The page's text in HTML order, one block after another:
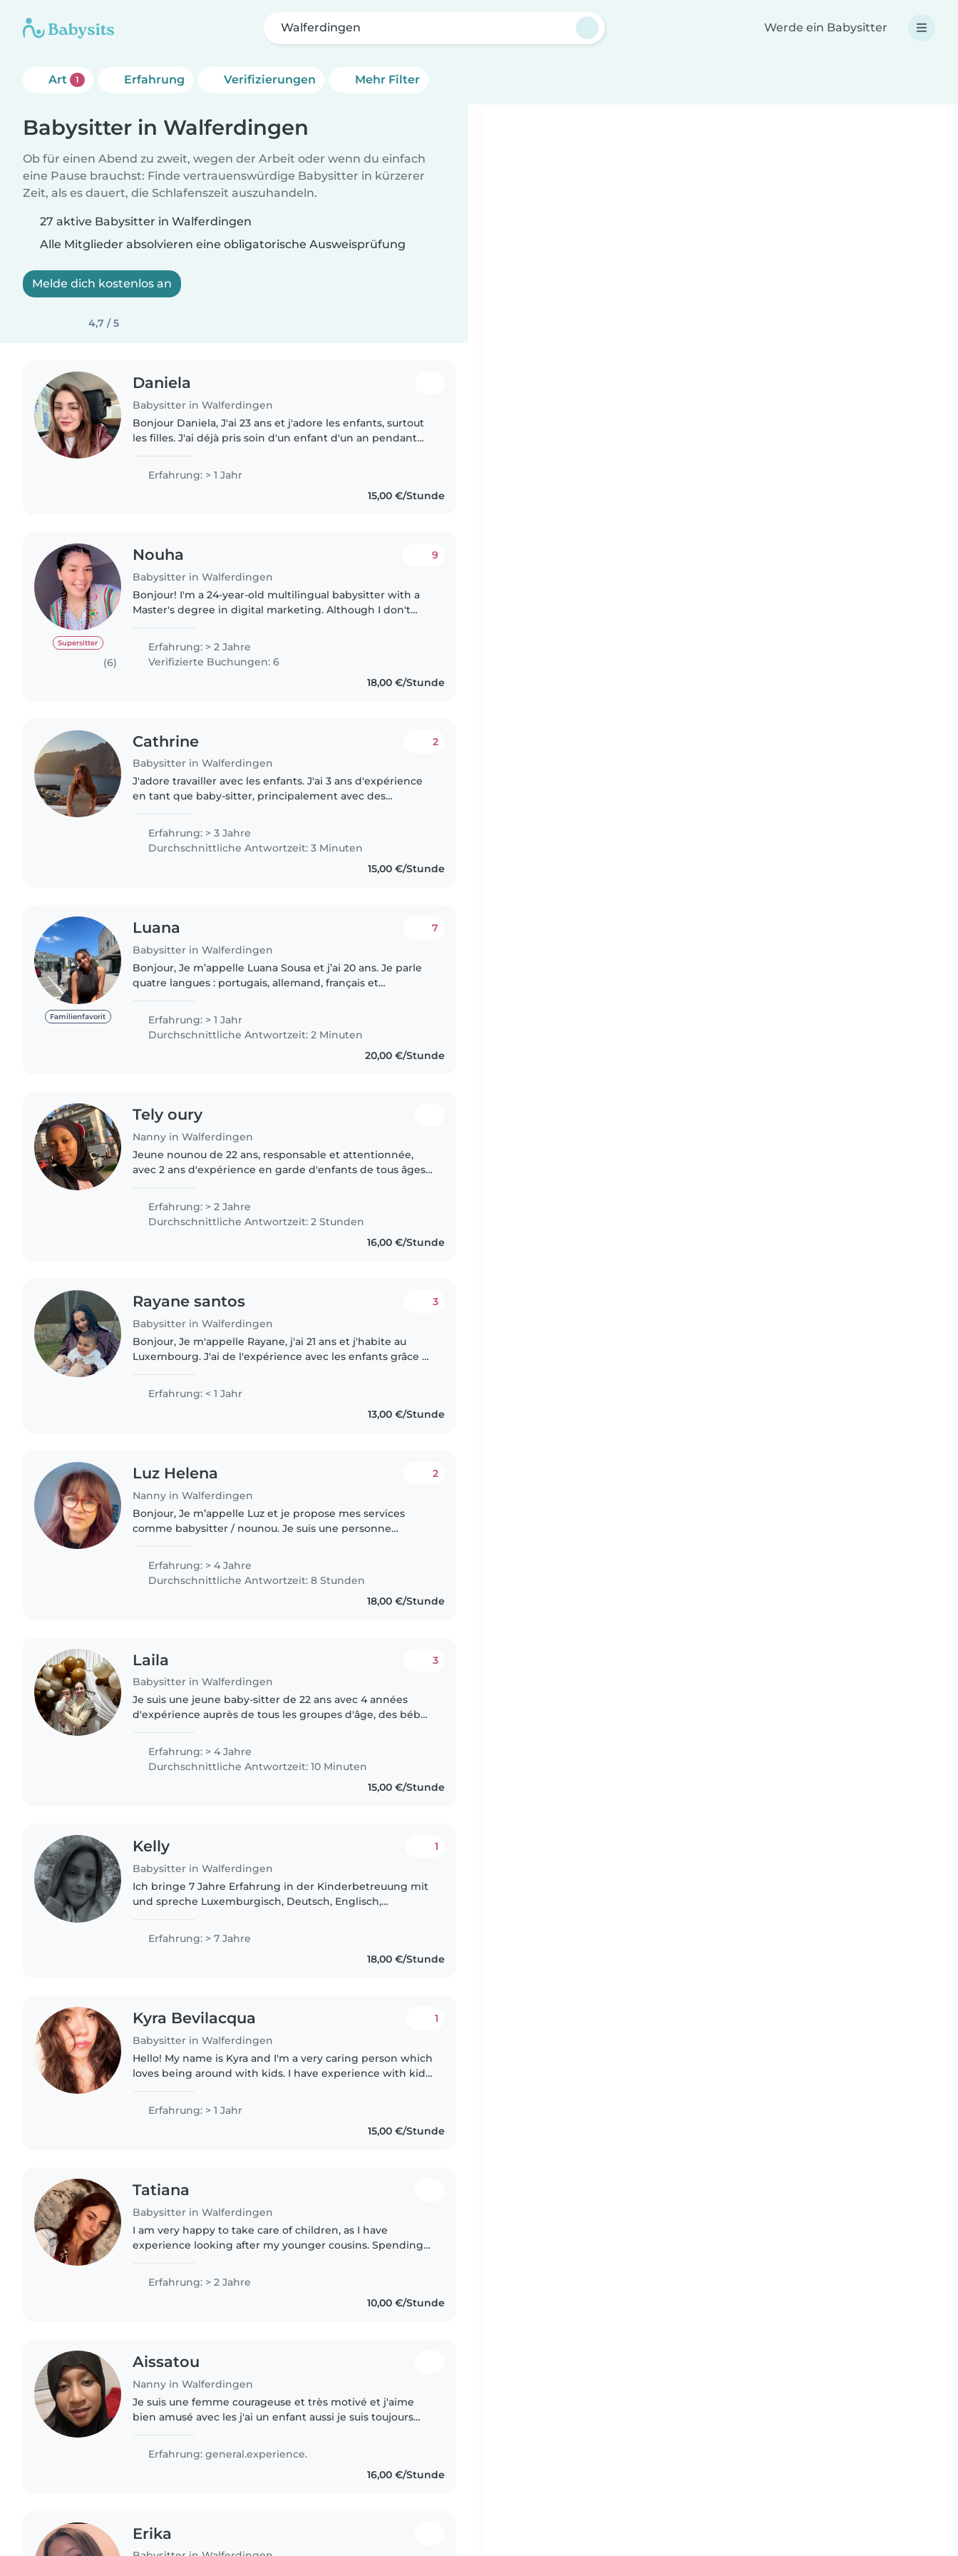
Walferdingen Werde ein Babysitter
Art 1 Erfahrung Verifizierungen Mehr Filter
Babysitter in Walferdingen
Ob für einen Abend zu zweit, wegen der Arbeit oder wenn du einfach
eine Pause brauchst: Finde vertrauenswürdige Babysitter in kürzerer
Zeit, als es dauert, die Schlafenszeit auszuhandeln.
27 aktive Babysitter in Walferdingen
Alle Mitglieder absolvieren eine obligatorische Ausweisprüfung
Melde dich kostenlos an
4,7 / 5
Daniela
Babysitter in Walferdingen
Bonjour Daniela, J'ai 23 ans et j'adore les enfants, surtout
les filles. J'ai déjà pris soin d'un enfant d'un an pendant
Erfahrung: > 1 Jahr
15,00 €/Stunde
Supersitter
(6)
Nouha
Babysitter in Walferdingen
9
Bonjour! I'm a 24-year-old multilingual babysitter with a
Master's degree in digital marketing. Although I don't
Erfahrung: > 2 Jahre
Verifizierte Buchungen: 6
18,00 €/Stunde
Cathrine
Babysitter in Walferdingen
2
J'adore travailler avec les enfants. J'ai 3 ans d'expérience
en tant que baby-sitter, principalement avec des
effectué des..
Erfahrung: > 3 Jahre
Durchschnittliche Antwortzeit: 3 Minuten
15,00 €/Stunde
Familienfavorit
Luana
Babysitter in Walferdingen
7
Bonjour, Je m’appelle Luana Sousa et j’ai 20 ans. Je parle
quatre langues : portugais, allemand, français et
de babysitting...
Erfahrung: > 1 Jahr
Durchschnittliche Antwortzeit: 2 Minuten
20,00 €/Stunde
Tely oury
Nanny in Walferdingen
Jeune nounou de 22 ans, responsable et attentionnée,
avec 2 ans d'expérience en garde d'enfants de tous âges.
spéciaux, notamment..
Erfahrung: > 2 Jahre
Durchschnittliche Antwortzeit: 2 Stunden
16,00 €/Stunde
Rayane santos
Babysitter in Walferdingen
3
Bonjour, Je m'appelle Rayane, j'ai 21 ans et j'habite au
Luxembourg. J'ai de l'expérience avec les enfants grâce à
handicap ainsi..
Erfahrung: < 1 Jahr
13,00 €/Stunde
Luz Helena
Nanny in Walferdingen
2
Bonjour, Je m’appelle Luz et je propose mes services
comme babysitter / nounou. Je suis une personne
Erfahrung: > 4 Jahre
Durchschnittliche Antwortzeit: 8 Stunden
18,00 €/Stunde
Laila
Babysitter in Walferdingen
3
Je suis une jeune baby-sitter de 22 ans avec 4 années
d'expérience auprès de tous les groupes d'âge, des bébés
patiente. Je parle..
Erfahrung: > 4 Jahre
Durchschnittliche Antwortzeit: 10 Minuten
15,00 €/Stunde
Kelly
Babysitter in Walferdingen
1
Ich bringe 7 Jahre Erfahrung in der Kinderbetreuung mit
und spreche Luxemburgisch, Deutsch, Englisch,
verantwortungsbewusst und liebe..
Erfahrung: > 7 Jahre
18,00 €/Stunde
Kyra Bevilacqua
Babysitter in Walferdingen
1
Hello! My name is Kyra and I'm a very caring person which
loves being around with kids. I have experience with kids
many..
Erfahrung: > 1 Jahr
15,00 €/Stunde
Tatiana
Babysitter in Walferdingen
I am very happy to take care of children, as I have
experience looking after my younger cousins. Spending
and how to keep children..
Erfahrung: > 2 Jahre
10,00 €/Stunde
Aissatou
Nanny in Walferdingen
Je suis une femme courageuse et très motivé et j'aime
bien amusé avec les j'ai un enfant aussi je suis toujours
Erfahrung: general.experience.
16,00 €/Stunde
Erika